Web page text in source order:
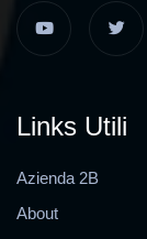
Links Utili
Azienda 2B
About